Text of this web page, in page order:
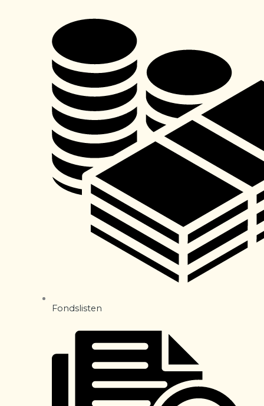
Fondslisten